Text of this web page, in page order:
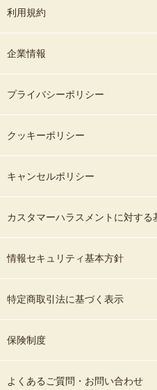
利用規約
企業情報
プライバシーポリシー
クッキーポリシー
キャンセルポリシー
カスタマーハラスメントに対する
情報セキュリティ基本方針
特定商取引法に基づく表示
保険制度
よくあるご質問・お問い合わせ